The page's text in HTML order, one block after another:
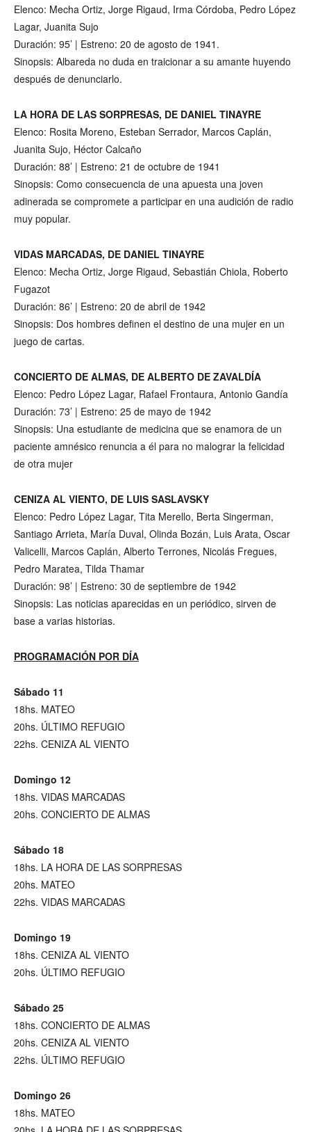
Elenco: Mecha Ortiz, Jorge Rigaud, Irma Córdoba, Pedro López
Lagar, Juanita Sujo
Duración: 95’ | Estreno: 20 de agosto de 1941.
Sinopsis: Albareda no duda en traicionar a su amante huyendo
después de denunciarlo.
LA HORA DE LAS SORPRESAS, DE DANIEL TINAYRE
Elenco: Rosita Moreno, Esteban Serrador, Marcos Caplán,
Juanita Sujo, Héctor Calcaño
Duración: 88’ | Estreno: 21 de octubre de 1941
Sinopsis: Como consecuencia de una apuesta una joven
adinerada se compromete a participar en una audición de radio
muy popular.
VIDAS MARCADAS, DE DANIEL TINAYRE
Elenco: Mecha Ortiz, Jorge Rigaud, Sebastián Chiola, Roberto
Fugazot
Duración: 86’ | Estreno: 20 de abril de 1942
Sinopsis: Dos hombres definen el destino de una mujer en un
juego de cartas.
CONCIERTO DE ALMAS, DE ALBERTO DE ZAVALDÍA
Elenco: Pedro López Lagar, Rafael Frontaura, Antonio Gandía
Duración: 73’ | Estreno: 25 de mayo de 1942
Sinopsis: Una estudiante de medicina que se enamora de un
paciente amnésico renuncia a él para no malograr la felicidad
de otra mujer
CENIZA AL VIENTO, DE LUIS SASLAVSKY
Elenco: Pedro López Lagar, Tita Merello, Berta Singerman,
Santiago Arrieta, María Duval, Olinda Bozán, Luis Arata, Oscar
Valicelli, Marcos Caplán, Alberto Terrones, Nicolás Fregues,
Pedro Maratea, Tilda Thamar
Duración: 98’ | Estreno: 30 de septiembre de 1942
Sinopsis: Las noticias aparecidas en un periódico, sirven de
base a varias historias.
PROGRAMACIÓN POR DÍA
Sábado 11
18hs. MATEO
20hs. ÚLTIMO REFUGIO
22hs. CENIZA AL VIENTO
Domingo 12
18hs. VIDAS MARCADAS
20hs. CONCIERTO DE ALMAS
Sábado 18
18hs. LA HORA DE LAS SORPRESAS
20hs. MATEO
22hs. VIDAS MARCADAS
Domingo 19
18hs. CENIZA AL VIENTO
20hs. ÚLTIMO REFUGIO
Sábado 25
18hs. CONCIERTO DE ALMAS
20hs. CENIZA AL VIENTO
22hs. ÚLTIMO REFUGIO
Domingo 26
18hs. MATEO